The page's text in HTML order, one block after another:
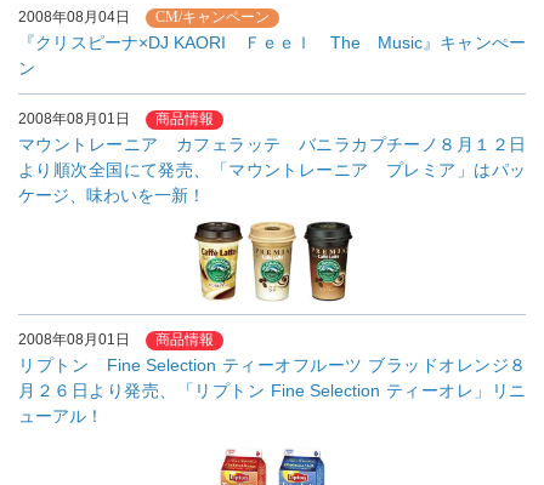
2008年08月04日 CM/キャンペーン
『クリスピーナ×DJ KAORI Ｆｅｅｌ The Music』キャンぺー
ン
2008年08月01日 商品情報
マウントレーニア カフェラッテ バニラカプチーノ８月１２日
より順次全国にて発売、「マウントレーニア プレミア」はパッ
ケージ、味わいを一新！
2008年08月01日 商品情報
リプトン Fine Selection ティーオフルーツ ブラッドオレンジ８
月２６日より発売、「リプトン Fine Selection ティーオレ」リニ
ューアル！